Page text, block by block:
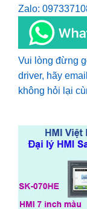
Zalo:
Vui lòng đừng
driver, hãy
không hỏi lại